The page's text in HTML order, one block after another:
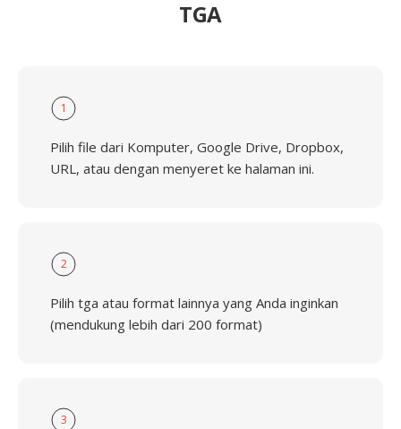
TGA
1
Pilih file dari Komputer, Google Drive, Dropbox,
URL, atau dengan menyeret ke halaman ini.
2
Pilih tga atau format lainnya yang Anda inginkan
(mendukung lebih dari 200 format)
3